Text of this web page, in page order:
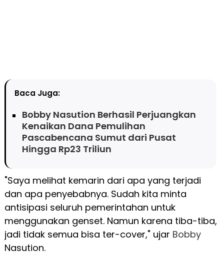
Baca Juga:
Bobby Nasution Berhasil Perjuangkan
Kenaikan Dana Pemulihan
Pascabencana Sumut dari Pusat
Hingga Rp23 Triliun
"Saya melihat kemarin dari apa yang terjadi
dan apa penyebabnya. Sudah kita minta
antisipasi seluruh pemerintahan untuk
menggunakan genset. Namun karena tiba-tiba,
jadi tidak semua bisa ter-cover," ujar Bobby
Nasution.